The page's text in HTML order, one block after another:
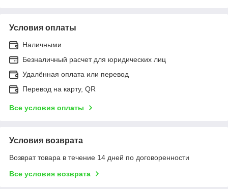
Условия оплаты
Наличными
Безналичный расчет для юридических лиц
Удалённая оплата или перевод
Перевод на карту, QR
Все условия оплаты
Условия возврата
Возврат товара в течение 14 дней по договоренности
Все условия возврата